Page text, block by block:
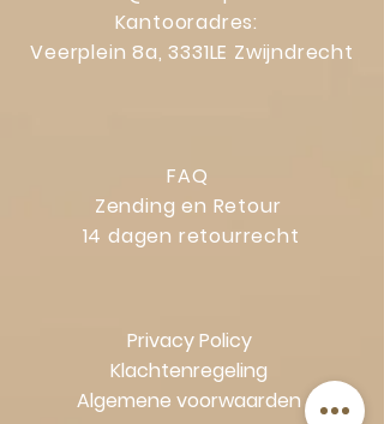
Kantooradres:
Veerplein 8a, 3331LE Zwijndrecht
FAQ
Zending en Retour
14 dagen retourrecht
Privacy Policy
Klachtenregeling
Algemene voorwaarden